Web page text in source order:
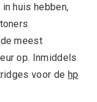
huis hebben,
meest
op. Inmiddels
voor de hp